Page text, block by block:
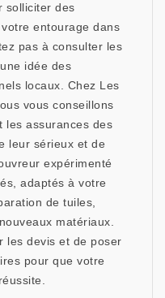
solliciter des
entourage dans
pas à consulter les
idée des
locaux. Chez Les
vous conseillons
les assurances des
leur sérieux et de
expérimenté
adaptés à votre
de tuiles,
matériaux.
les devis et de poser
pour que votre